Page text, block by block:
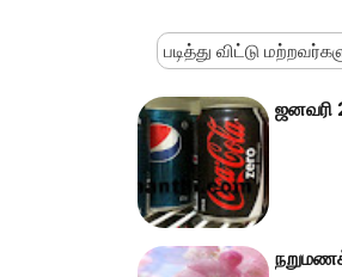
படித்து விட்டு
ஜனவரி